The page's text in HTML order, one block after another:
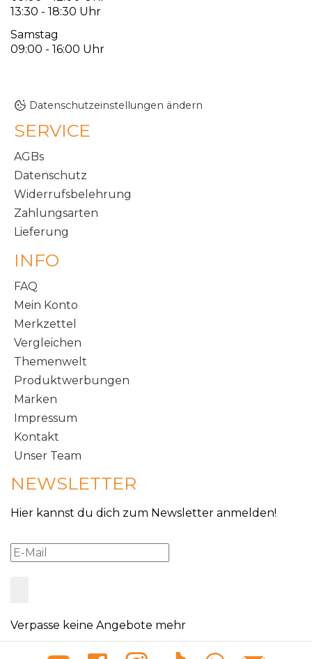
13:30 - 18:30 Uhr
Samstag
09:00 - 16:00 Uhr
Datenschutzeinstellungen ändern
SERVICE
AGBs
Datenschutz
Widerrufsbelehrung
Zahlungsarten
Lieferung
INFO
FAQ
Mein Konto
Merkzettel
Vergleichen
Themenwelt
Produktwerbungen
Marken
Impressum
Kontakt
Unser Team
NEWSLETTER
Hier kannst du dich zum Newsletter anmelden!
Verpasse keine Angebote mehr